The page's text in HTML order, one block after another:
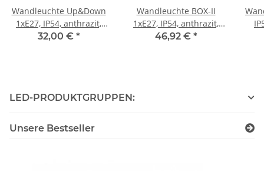
Wandleuchte Up&Down
1xE27, IP54, anthrazit,
exkl. Leuchtmittel
32,00 € *
Wandleuchte BOX-II
1xE27, IP54, anthrazit,
exkl. Leuchtmittel
46,92 € *
LED-PRODUKTGRUPPEN:
Unsere Bestseller